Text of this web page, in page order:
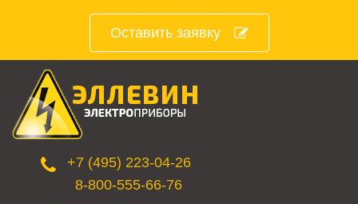
Оставить заявку
+7 (495) 223-04-26
8-800-555-66-76